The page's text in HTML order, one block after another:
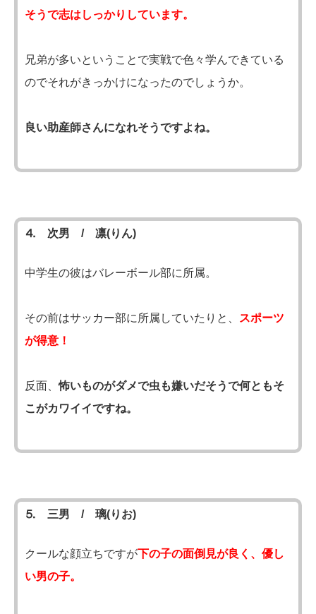
そうで志はしっかりしています。
兄弟が多いということで実戦で色々学んできている
のでそれがきっかけになったのでしょうか。
良い助産師さんになれそうですよね。
⒋ 次男 / 凛(りん)
中学生の彼はバレーボール部に所属。
その前はサッカー部に所属していたりと、
スポーツ
が得意！
反面、怖いものがダメで虫も嫌いだそうで何ともそ
こがカワイイですね。
⒌ 三男 / 璃(りお)
クールな顔立ちですが下の子の面倒見が良く、優し
い男の子。